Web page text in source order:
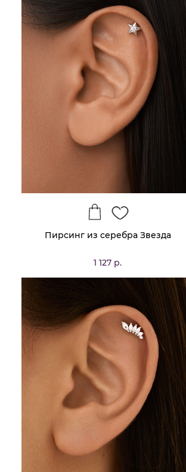
Пирсинг из серебра Звезда
1 127 р.